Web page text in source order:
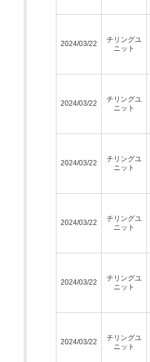
2024/03/22
チリングユ
ニット
2024/03/22
チリングユ
ニット
2024/03/22
チリングユ
ニット
2024/03/22
チリングユ
ニット
2024/03/22
チリングユ
ニット
2024/03/22
チリングユ
ニット